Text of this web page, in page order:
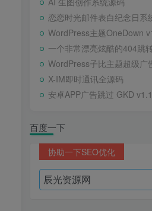
恋恋时光邮件表白纪念日系
WordPress主题OneDown v1.1.3一款面向个人站长的资源下载、技术教程、
一个非常漂亮炫酷的404跳
WordPress子比主题超级广告
X-IM即时通讯全源码
安卓APP广告跳过 GKD
百度一下
协助一下SEO优化